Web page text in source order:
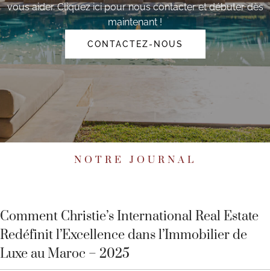
vous aider. Cliquez ici pour nous contacter et débuter dès
maintenant !
CONTACTEZ-NOUS
NOTRE JOURNAL
Comment Christie’s International Real Estate
Redéfinit l’Excellence dans l’Immobilier de
Luxe au Maroc – 2025